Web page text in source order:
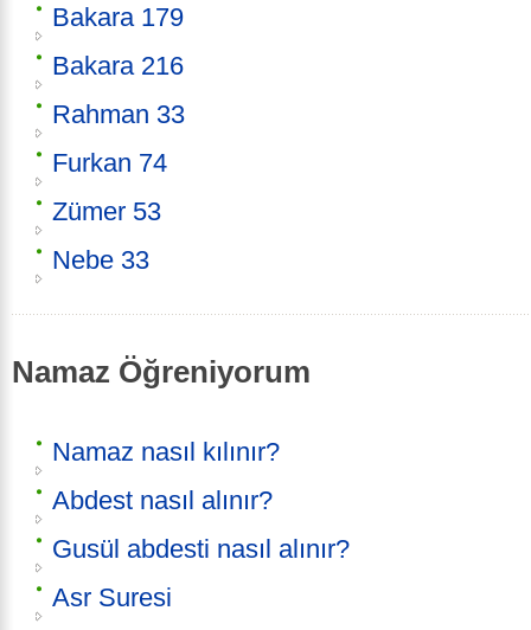
Bakara 179
Bakara 216
Rahman 33
Furkan 74
Zümer 53
Nebe 33
Namaz Öğreniyorum
Namaz nasıl kılınır?
Abdest nasıl alınır?
Gusül abdesti nasıl alınır?
Asr Suresi